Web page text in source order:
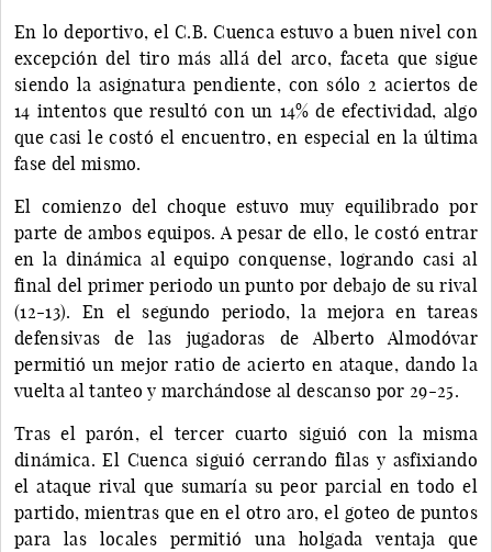
En lo deportivo, el C.B. Cuenca estuvo a buen nivel con
excepción del tiro más allá del arco, faceta que sigue
siendo la asignatura pendiente, con sólo 2 aciertos de
14 intentos que resultó con un 14% de efectividad, algo
que casi le costó el encuentro, en especial en la última
fase del mismo.
El comienzo del choque estuvo muy equilibrado por
parte de ambos equipos. A pesar de ello, le costó entrar
en la dinámica al equipo conquense, logrando casi al
final del primer periodo un punto por debajo de su rival
(12-13). En el segundo periodo, la mejora en tareas
defensivas de las jugadoras de Alberto Almodóvar
permitió un mejor ratio de acierto en ataque, dando la
vuelta al tanteo y marchándose al descanso por 29-25.
Tras el parón, el tercer cuarto siguió con la misma
dinámica. El Cuenca siguió cerrando filas y asfixiando
el ataque rival que sumaría su peor parcial en todo el
partido, mientras que en el otro aro, el goteo de puntos
para las locales permitió una holgada ventaja que